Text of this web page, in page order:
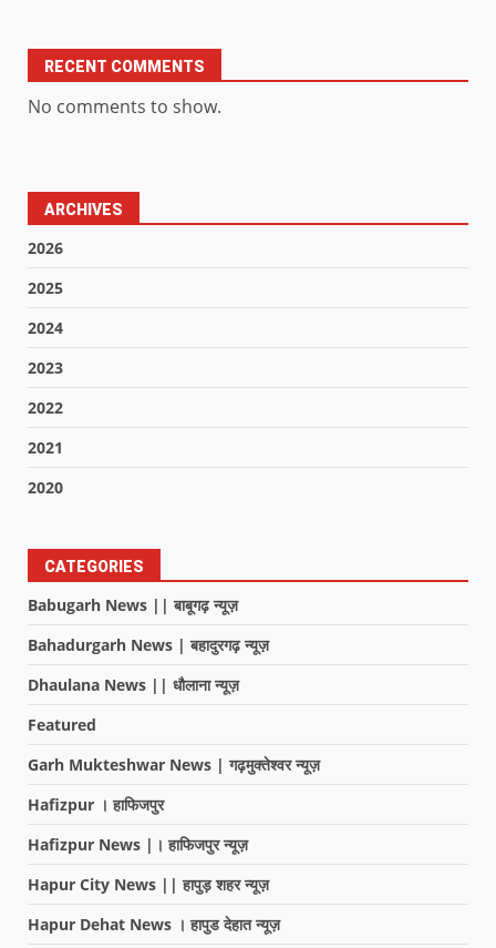
RECENT COMMENTS
No comments to show.
ARCHIVES
2026
2025
2024
2023
2022
2021
2020
CATEGORIES
Babugarh News || बाबूगढ़ न्यूज़
Bahadurgarh News | बहादुरगढ़ न्यूज़
Dhaulana News || धौलाना न्यूज़
Featured
Garh Mukteshwar News | गढ़मुक्तेश्वर न्यूज़
Hafizpur । हाफिजपुर
Hafizpur News |। हाफिजपुर न्यूज़
Hapur City News || हापुड़ शहर न्यूज़
Hapur Dehat News । हापुड देहात न्यूज़